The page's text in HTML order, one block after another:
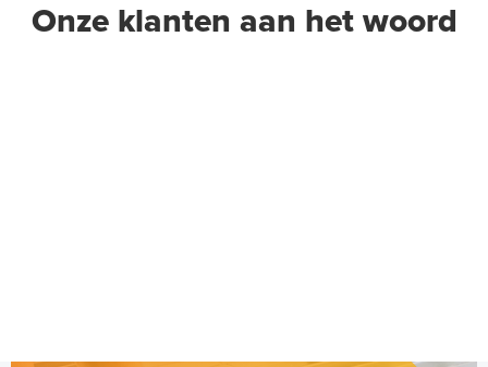
Onze klanten aan het woord